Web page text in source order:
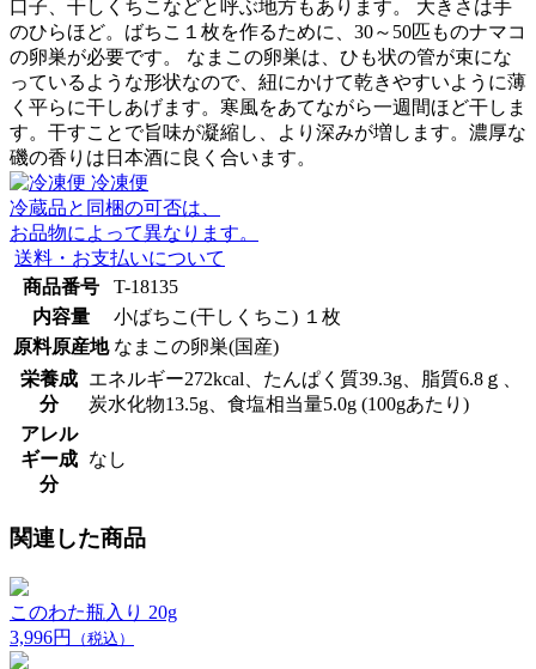
口子、干しくちこなどと呼ぶ地方もあります。 大きさは手
のひらほど。ばちこ１枚を作るために、30～50匹ものナマコ
の卵巣が必要です。 なまこの卵巣は、ひも状の管が束にな
っているような形状なので、紐にかけて乾きやすいように薄
く平らに干しあげます。寒風をあてながら一週間ほど干しま
す。干すことで旨味が凝縮し、より深みが増します。濃厚な
磯の香りは日本酒に良く合います。
冷凍便
冷蔵品と同梱の可否は、
お品物によって異なります。
送料・お支払いについて
商品番号
T-18135
内容量
小ばちこ(干しくちこ) １枚
原料原産地 なまこの卵巣(国産)
栄養成
分
エネルギー272kcal、たんぱく質39.3g、脂質6.8ｇ、
炭水化物13.5g、食塩相当量5.0g (100gあたり)
アレル
ギー成
分
なし
関連した商品
このわた瓶入り 20g
3,996円
（税込）